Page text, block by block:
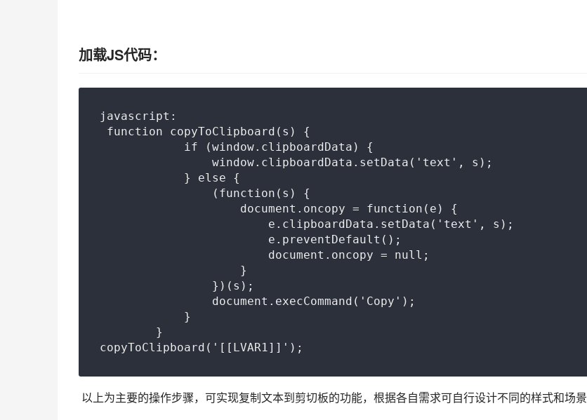
加载JS代码：
javascript:
function copyToClipboard(s) {
            if (window.clipboardData) {
                window.clipboardData.setData('text', s);
            } else {
                (function(s) {
                    document.oncopy = function(e) {
                        e.clipboardData.setData('text', s);
                        e.preventDefault();
                        document.oncopy = null;
                    }
                })(s);
                document.execCommand('Copy');
            }
        }
copyToClipboard('[[LVAR1]]');
以上为主要的操作步骤，可实现复制文本到剪切板的功能，根据各自需求可自行设计不同的样式和场景